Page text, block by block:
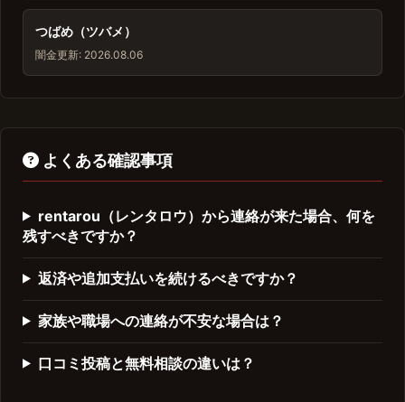
つばめ（ツバメ）
闇金更新: 2026.08.06
よくある確認事項
rentarou（レンタロウ）から連絡が来た場合、何を
残すべきですか？
返済や追加支払いを続けるべきですか？
家族や職場への連絡が不安な場合は？
口コミ投稿と無料相談の違いは？